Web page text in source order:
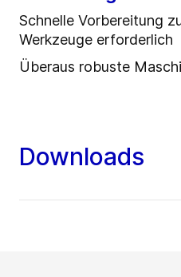
Schnelle Vorbereitung
Werkzeuge erforderlich
Überaus robuste
Downloads